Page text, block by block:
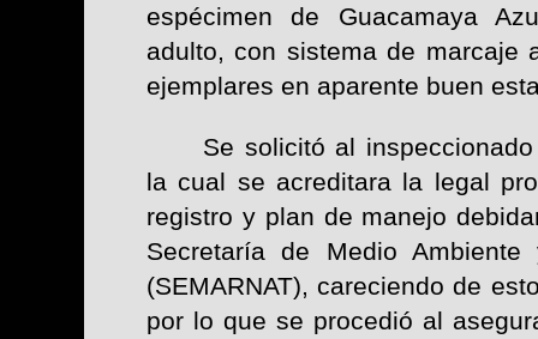
espécimen de Guacamaya
adulto, con sistema de marcaje
ejemplares en aparente buen
Se solicitó al
la cual se acreditara la legal
registro y plan de manejo
Secretaría de Medio Ambiente
(SEMARNAT), careciendo de
por lo que se procedió al